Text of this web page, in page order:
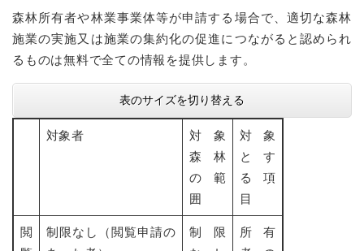
森林所有者や林業事業体等が申請する場合で、適切な森林
施業の実施又は施業の集約化の促進につながると認められ
るものは無料で全ての情報を提供します。
表のサイズを切り替える
対象者
対象
森林
の範
囲
対象
とす
る項
目
閲
制限なし（閲覧申請の
制限
所有